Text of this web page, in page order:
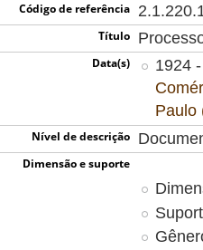
Código de referência
Título
Data(s)
1924
Paulo
Nível de descrição
Dimensão e suporte